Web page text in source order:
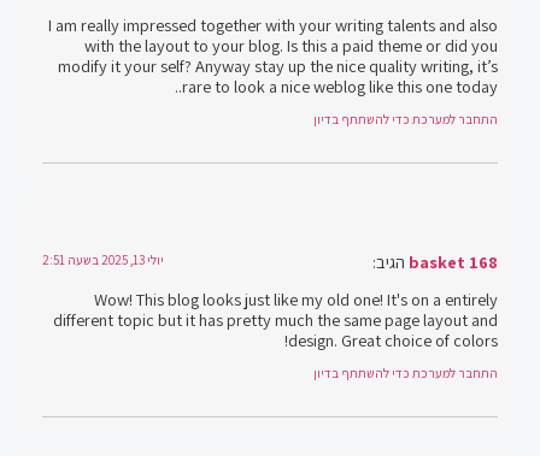
I am really impressed together with your writing talents and also
with the layout to your blog. Is this a paid theme or did you
modify it your self? Anyway stay up the nice quality writing, it’s
rare to look a nice weblog like this one today..
התחבר למערכת כדי להשתתף בדיון
basket 168 הגיב: יולי 13, 2025 בשעה 2:51
Wow! This blog looks just like my old one! It's on a entirely
different topic but it has pretty much the same page layout and
design. Great choice of colors!
התחבר למערכת כדי להשתתף בדיון